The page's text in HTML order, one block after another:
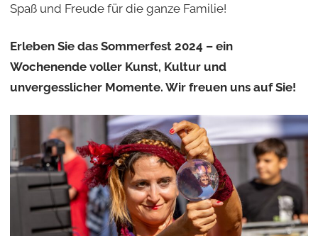
Spaß und Freude für die ganze Familie!
Erleben Sie das Sommerfest 2024 – ein
Wochenende voller Kunst, Kultur und
unvergesslicher Momente. Wir freuen uns auf Sie!